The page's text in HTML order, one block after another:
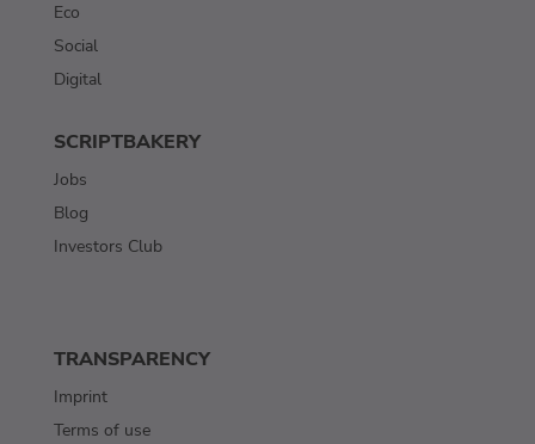
Eco
Social
Digital
SCRIPTBAKERY
Jobs
Blog
Investors Club
TRANSPARENCY
Imprint
Terms of use